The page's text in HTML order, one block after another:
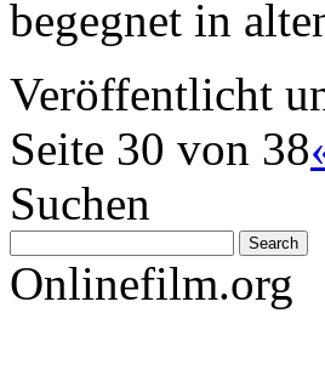
begegnet in
Veröffentlicht
Seite 30 von 38
Suchen
Onlinefilm.org